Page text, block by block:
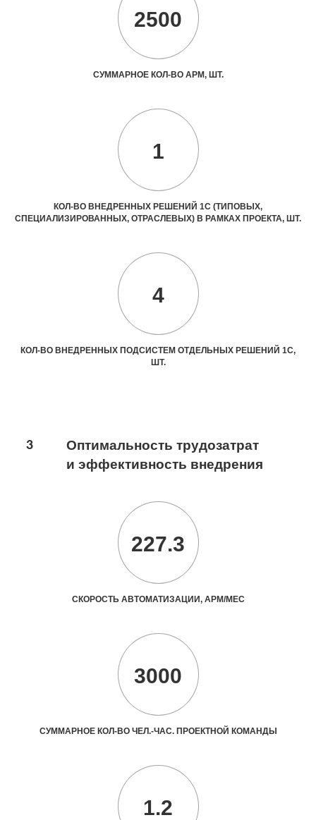
2500
СУММАРНОЕ КОЛ-ВО АРМ, ШТ.
1
КОЛ-ВО ВНЕДРЕННЫХ РЕШЕНИЙ 1С (ТИПОВЫХ,
СПЕЦИАЛИЗИРОВАННЫХ, ОТРАСЛЕВЫХ) В РАМКАХ ПРОЕКТА, ШТ.
4
КОЛ-ВО ВНЕДРЕННЫХ ПОДСИСТЕМ ОТДЕЛЬНЫХ РЕШЕНИЙ 1С,
ШТ.
3
Оптимальность трудозатрат
и эффективность внедрения
227.3
СКОРОСТЬ АВТОМАТИЗАЦИИ, АРМ/МЕС
3000
СУММАРНОЕ КОЛ-ВО ЧЕЛ.-ЧАС. ПРОЕКТНОЙ КОМАНДЫ
1.2